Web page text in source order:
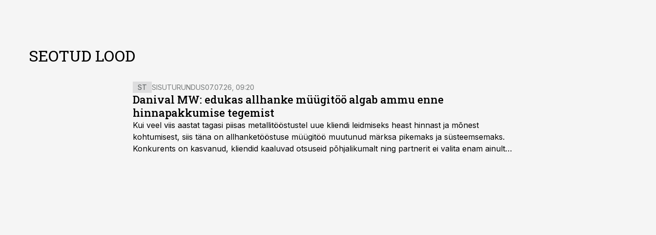
SEOTUD LOOD
ST SISUTURUNDUS07.07.26, 09:20
Danival MW: edukas allhanke müügitöö algab ammu enne
hinnapakkumise tegemist
Kui veel viis aastat tagasi piisas metallitööstustel uue kliendi leidmiseks heast hinnast ja mõnest
kohtumisest, siis täna on allhanketööstuse müügitöö muutunud märksa pikemaks ja süsteemsemaks.
Konkurents on kasvanud, kliendid kaaluvad otsuseid põhjalikumalt ning partnerit ei valita enam ainult